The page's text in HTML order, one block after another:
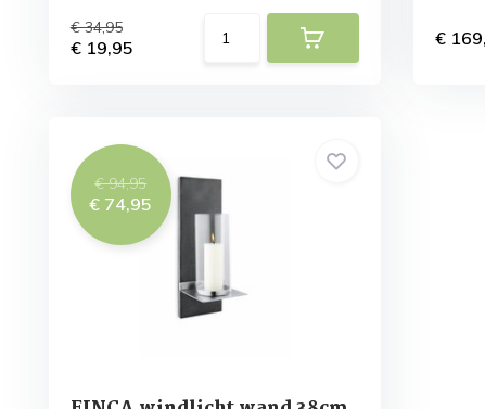
€ 34,95
€ 19,95 €
€ 94,95
€ 74,95